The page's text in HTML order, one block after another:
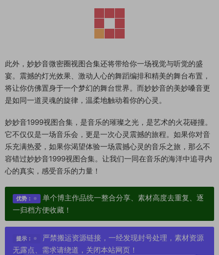
此外，妙妙音微密圈视图合集还将带给你一场视觉与听觉的盛
宴。震撼的灯光效果、激动人心的舞蹈编排和精美的舞台布置，
将让你仿佛置身于一个梦幻的舞台世界。而妙妙音的美妙嗓音更
是如同一道灵魂的旋律，温柔地触动着你的心灵。
妙妙音1999视图合集，是音乐的璀璨之光，是艺术的火花碰撞。
它不仅仅是一场音乐会，更是一次心灵震撼的旅程。如果你对音
乐充满热爱，如果你渴望体验一场震撼心灵的音乐之旅，那么不
容错过妙妙音1999视图合集。让我们一同在音乐的海洋中追寻内
心的真实，感受音乐的力量！
优势：
单个博主作品统一整合分享、素材高度去重复、逐
一归档方便收藏！
提示：
严禁搬运资源链接，一经发现封号处理，素材资源
无露点、需求请绕道，关闭本站网页！